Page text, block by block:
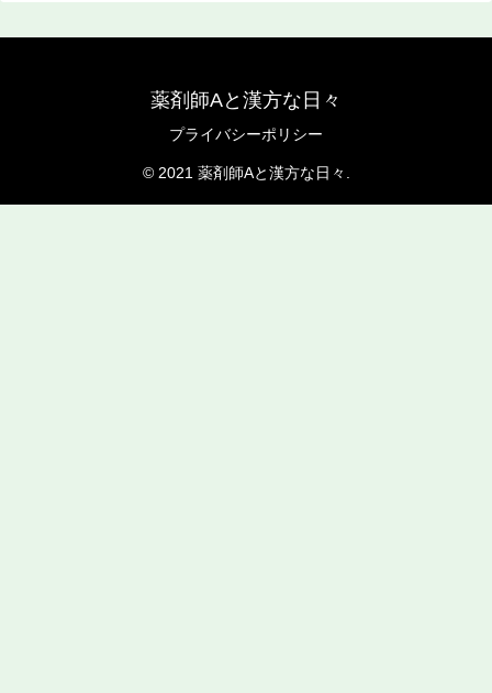
薬剤師Aと漢方な日々
プライバシーポリシー
© 2021 薬剤師Aと漢方な日々.